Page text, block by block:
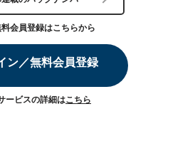
会員登録はこちらから
ン／無料会員登録
ービスの詳細はこちら